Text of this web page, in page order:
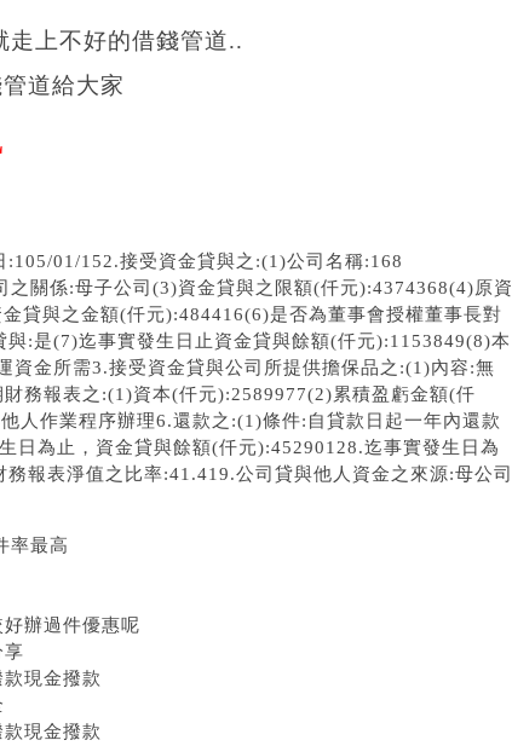
走上不好的借錢管道..
道給大家
01/152.接受資金貸與之:(1)公司名稱:168
關係:母子公司(3)資金貸與之限額(仟元):4374368(4)原資
貸與之金額(仟元):484416(6)是否為董事會授權董事長對
與:是(7)迄事實發生日止資金貸與餘額(仟元):1153849(8)本
資金所需3.接受資金貸與公司所提供擔保品之:(1)內容:無
務報表之:(1)資本(仟元):2589977(2)累積盈虧金額(仟
人作業程序辦理6.還款之:(1)條件:自貸款日起一年內還款
日為止，資金貸與餘額(仟元):45290128.迄事實發生日為
報表淨值之比率:41.419.公司貸與他人資金之來源:母公司
率最高
辦過件優惠呢
享
現金撥款
現金撥款